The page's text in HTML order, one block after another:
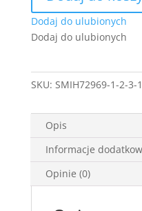
Beż
piaskowy
Dodaj do ulubionych
Dodaj do ulubionych
SKU: SMIH72969-1-2-3-
Opis
Informacje
Opinie (0)